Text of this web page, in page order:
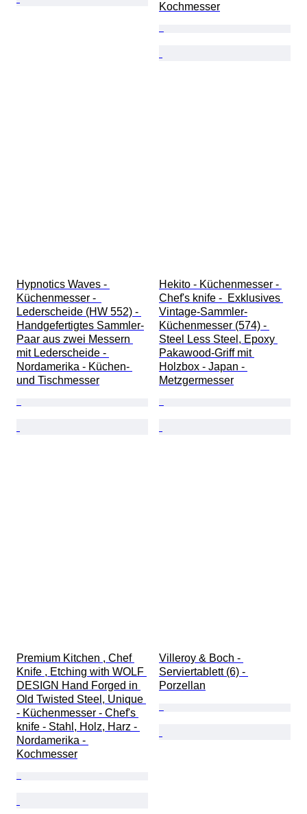
Kochmesser
Hypnotics Waves -
Küchenmesser -
Lederscheide (HW 552) -
Handgefertigtes Sammler-
Paar aus zwei Messern
mit Lederscheide -
Nordamerika - Küchen-
und Tischmesser
Hekito - Küchenmesser -
Chef's knife -  Exklusives
Vintage-Sammler-
Küchenmesser (574) -
Steel Less Steel, Epoxy
Pakawood-Griff mit
Holzbox - Japan -
Metzgermesser
Premium Kitchen , Chef
Knife , Etching with WOLF
DESIGN Hand Forged in
Old Twisted Steel, Unique
- Küchenmesser - Chef's
knife - Stahl, Holz, Harz -
Nordamerika -
Kochmesser
Villeroy & Boch -
Serviertablett (6) -
Porzellan